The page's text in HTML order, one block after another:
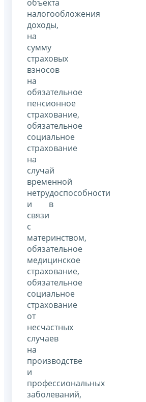
объекта
налогообложения
доходы,
на
сумму
страховых
взносов
на
обязательное
пенсионное
страхование,
обязательное
социальное
страхование
на
случай
временной
нетрудоспособности
и в
связи
с
материнством,
обязательное
медицинское
страхование,
обязательное
социальное
страхование
от
несчастных
случаев
на
производстве
и
профессиональных
заболеваний,